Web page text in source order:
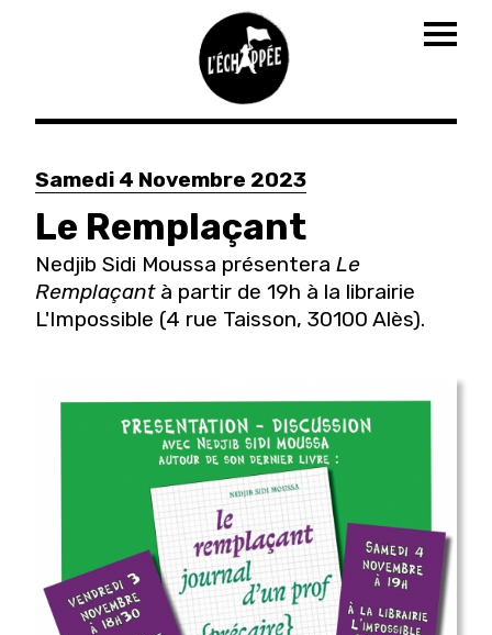
Aller
contenu
principal
Samedi 4 Novembre 2023
Le Remplaçant
Nedjib Sidi Moussa présentera Le
Remplaçant à partir de 19h à la librairie
L'Impossible (4 rue Taisson, 30100 Alès).